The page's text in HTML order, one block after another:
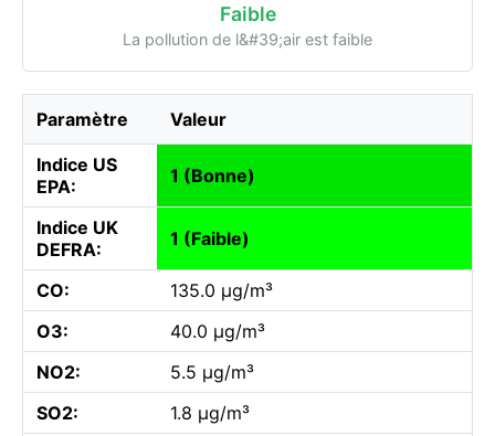
Faible
La pollution de l&#39;air est faible
Paramètre Valeur
Indice US
EPA:
1 (Bonne)
Indice UK
DEFRA:
1 (Faible)
CO:
135.0 µg/m³
O3:
40.0 µg/m³
NO2:
5.5 µg/m³
SO2:
1.8 µg/m³